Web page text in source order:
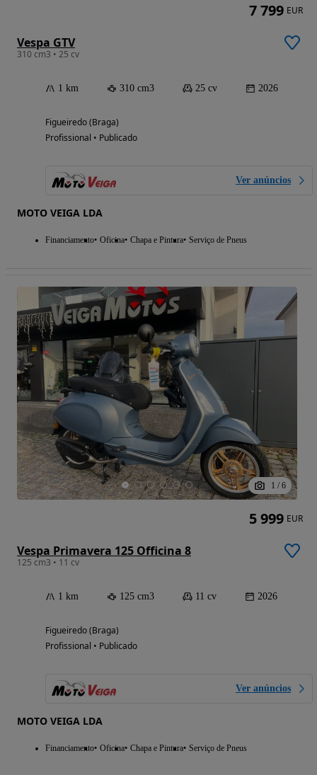
Vespa GTV
310 cm3 • 25 cv
1 km 310 cm3 25 cv 2026
Figueiredo (Braga)
Profissional • Publicado
Ver anúncios
MOTO VEIGA LDA
Financiamento Oficina Chapa e Pintura Serviço de Pneus
7 799 EUR
1 / 6
Vespa Primavera 125 Officina 8
125 cm3 • 11 cv
1 km 125 cm3 11 cv 2026
Figueiredo (Braga)
Profissional • Publicado
Ver anúncios
MOTO VEIGA LDA
Financiamento Oficina Chapa e Pintura Serviço de Pneus
5 999 EUR